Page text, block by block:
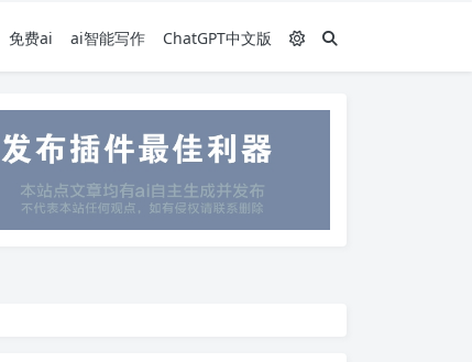
免费ai ai智能写作 ChatGPT中文版